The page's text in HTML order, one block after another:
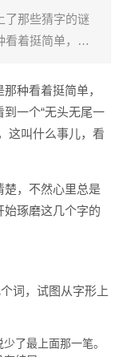
了那些猜字的谜
看着挺简单，细
“无头无尾一亩
谜题，当时我就
事儿，看着...
种看着挺简单，
一个“无头无尾一
这叫什么事儿，看
楚，不然心里总是
始琢磨这几个字的
词，试图从字形上
了最上面那一笔。